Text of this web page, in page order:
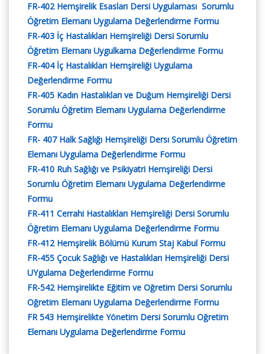
FR-402 Hemşirelik Esasları Dersi Uygulaması Sorumlu
Öğretim Elemanı Uygulama Değerlendirme Formu
FR-403 İç Hastalıkları Hemşireliği Dersi Sorumlu
Öğretim Elemanı Uygulkama Değerlendirme Formu
FR-404 İç Hastalıkları Hemşireliği Uygulama
Değerlendirme Formu
FR-405 Kadın Hastalıkları ve Duğum Hemşireliği Dersi
Sorumlu Öğretim Elemanı Uygulama Değerlendirme
Formu
FR- 407 Halk Sağlığı Hemşireliği Dersı Sorumlu Öğretim
Elemanı Uygulama Değerlendirme Formu
FR-410 Ruh Sağlığı ve Psikiyatri Hemşireliği Dersi
Sorumlu Öğretim Elemanı Uygulama Değerlendirme
Formu
FR-411 Cerrahi Hastalıkları Hemşireliği Dersi Sorumlu
Öğretim Elemanı Uygulama Değerlendirme Formu
FR-412 Hemşirelik Bölümü Kurum Staj Kabul Formu
FR-455 Çocuk Sağlığı ve Hastalıkları Hemşireliği Dersi
UYgulama Değerlendirme Formu
FR-542 Hemşirelikte Eğitim ve Oğretim Dersi Sorumlu
Oğretim Elemanı Uygulama Değerlendirme Formu
FR 543 Hemşirelikte Yönetim Dersi Sorumlu Oğretim
Elemanı Uygulama Değerlendirme Formu